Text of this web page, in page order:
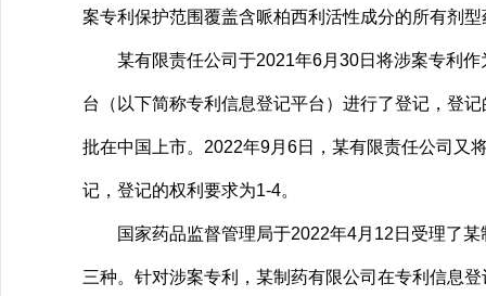
案专利保护范围覆盖含哌柏西利活性成分的所有剂
某有限责任公司于2021年6月30日将涉案专利作
台（以下简称专利信息登记平台）进行了登记，登
批在中国上市。2022年9月6日，某有限责任公司又
记，登记的权利要求为1-4。
国家药品监督管理局于2022年4月12日受理了某
三种。针对涉案专利，某制药有限公司在专利信息